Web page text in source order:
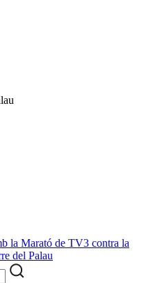
la Marató de TV3 contra la
del Palau